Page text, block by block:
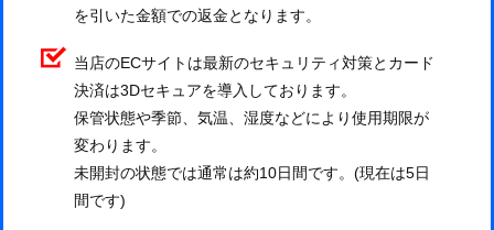
を引いた金額での返金となります。
当店のECサイトは最新のセキュリティ対策とカード
決済は3Dセキュアを導入しております。
保管状態や季節、気温、湿度などにより使用期限が
変わります。
未開封の状態では通常は約10日間です。(現在は5日
間です)